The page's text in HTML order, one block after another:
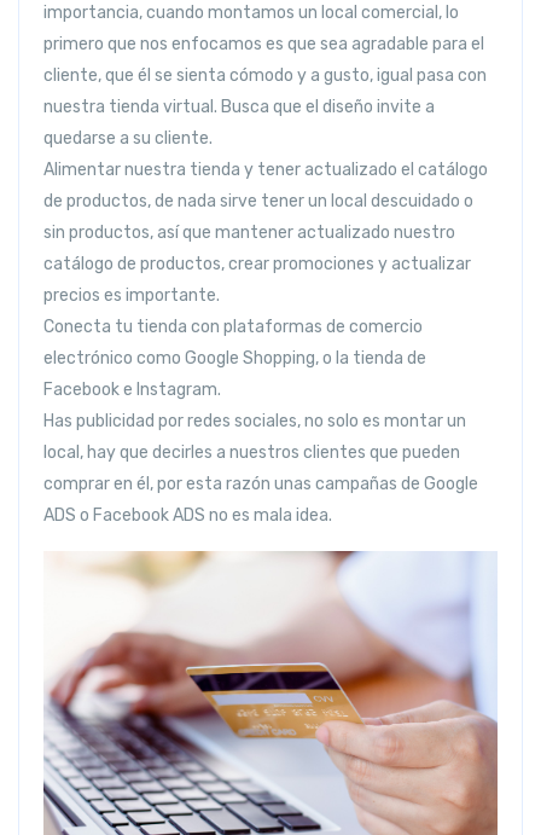
importancia, cuando montamos un local comercial, lo
primero que nos enfocamos es que sea agradable para el
cliente, que él se sienta cómodo y a gusto, igual pasa con
nuestra tienda virtual. Busca que el diseño invite a
quedarse a su cliente.
Alimentar nuestra tienda y tener actualizado el catálogo
de productos, de nada sirve tener un local descuidado o
sin productos, así que mantener actualizado nuestro
catálogo de productos, crear promociones y actualizar
precios es importante.
Conecta tu tienda con plataformas de comercio
electrónico como Google Shopping, o la tienda de
Facebook e Instagram.
Has publicidad por redes sociales, no solo es montar un
local, hay que decirles a nuestros clientes que pueden
comprar en él, por esta razón unas campañas de Google
ADS o Facebook ADS no es mala idea.